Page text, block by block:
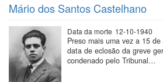
Mário dos Santos Castelhano
Data da morte 12-10-1940
Preso mais uma vez a 15
data de eclosão da greve
condenado pelo Tribunal…